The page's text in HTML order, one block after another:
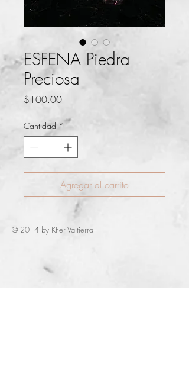
ESFENA Piedra
Preciosa
$100.00Precio
Cantidad *
Agregar al carrito
© 2014 by KFer Valtierra